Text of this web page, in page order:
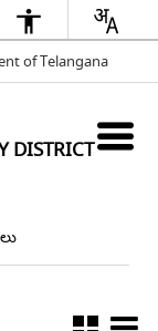
of Telangana
DISTRICT